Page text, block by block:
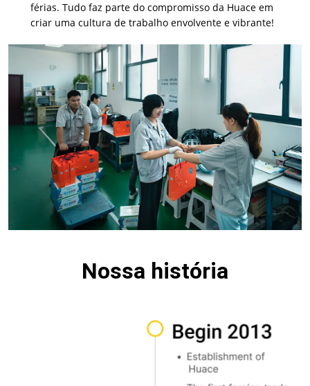
férias. Tudo faz parte do compromisso da Huace em
criar uma cultura de trabalho envolvente e vibrante!
Nossa história